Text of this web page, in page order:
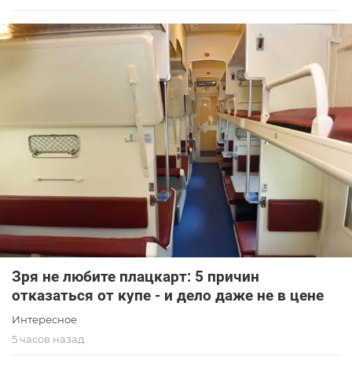
Зря не любите плацкарт: 5 причин
отказаться от купе - и дело даже не в цене
Интересное
5 часов назад